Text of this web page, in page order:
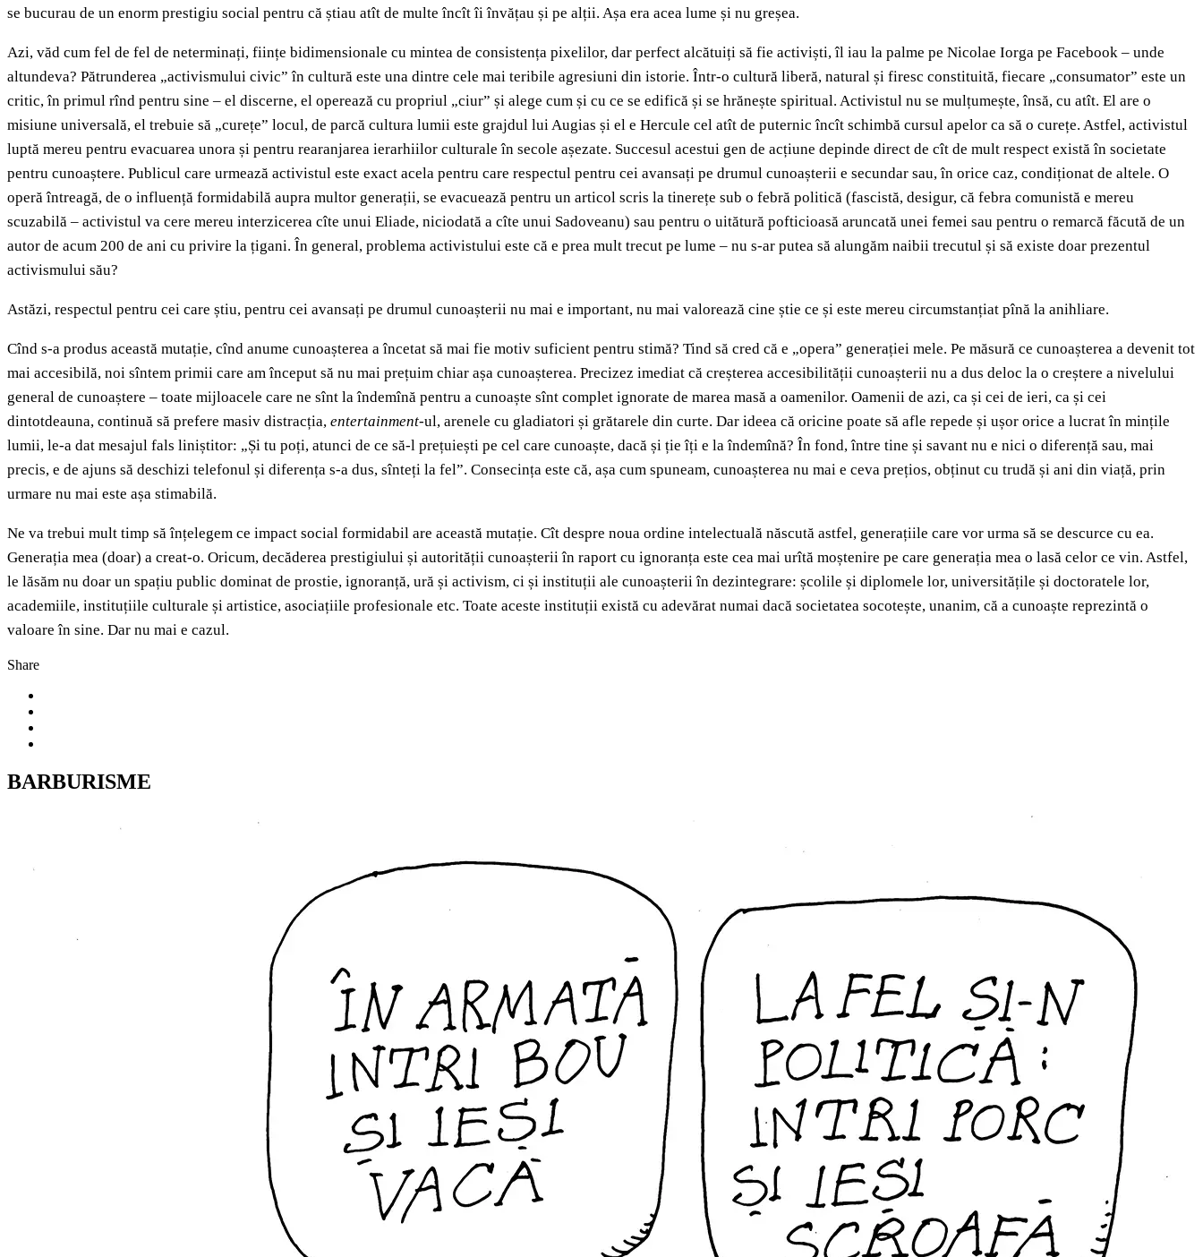
se bucurau de un enorm prestigiu social pentru că știau atît de multe încît îi învățau și pe alții. Așa era acea lume și nu greșea.
Azi, văd cum fel de fel de neterminați, ființe bidimensionale cu mintea de consistența pixelilor, dar perfect alcătuiți să fie activiști, îl iau la palme pe Nicolae Iorga pe Facebook – unde
altundeva? Pătrunderea „activismului civic” în cultură este una dintre cele mai teribile agresiuni din istorie. Într-o cultură liberă, natural și firesc constituită, fiecare „consumator” este un
critic, în primul rînd pentru sine – el discerne, el operează cu propriul „ciur” și alege cum și cu ce se edifică și se hrănește spiritual. Activistul nu se mulțumește, însă, cu atît. El are o
misiune universală, el trebuie să „curețe” locul, de parcă cultura lumii este grajdul lui Augias și el e Hercule cel atît de puternic încît schimbă cursul apelor ca să o curețe. Astfel, activistul
luptă mereu pentru evacuarea unora și pentru rearanjarea ierarhiilor culturale în secole așezate. Succesul acestui gen de acțiune depinde direct de cît de mult respect există în societate
pentru cunoaștere. Publicul care urmează activistul este exact acela pentru care respectul pentru cei avansați pe drumul cunoașterii e secundar sau, în orice caz, condiționat de altele. O
operă întreagă, de o influență formidabilă aupra multor generații, se evacuează pentru un articol scris la tinerețe sub o febră politică (fascistă, desigur, că febra comunistă e mereu
scuzabilă – activistul va cere mereu interzicerea cîte unui Eliade, niciodată a cîte unui Sadoveanu) sau pentru o uitătură pofticioasă aruncată unei femei sau pentru o remarcă făcută de un
autor de acum 200 de ani cu privire la țigani. În general, problema activistului este că e prea mult trecut pe lume – nu s-ar putea să alungăm naibii trecutul și să existe doar prezentul
activismului său?
Astăzi, respectul pentru cei care știu, pentru cei avansați pe drumul cunoașterii nu mai e important, nu mai valorează cine știe ce și este mereu circumstanțiat pînă la anihliare.
Cînd s-a produs această mutație, cînd anume cunoașterea a încetat să mai fie motiv suficient pentru stimă? Tind să cred că e „opera” generației mele. Pe măsură ce cunoașterea a devenit tot
mai accesibilă, noi sîntem primii care am început să nu mai prețuim chiar așa cunoașterea. Precizez imediat că creșterea accesibilității cunoașterii nu a dus deloc la o creștere a nivelului
general de cunoaștere – toate mijloacele care ne sînt la îndemînă pentru a cunoaște sînt complet ignorate de marea masă a oamenilor. Oamenii de azi, ca și cei de ieri, ca și cei
dintotdeauna, continuă să prefere masiv distracția, entertainment-ul, arenele cu gladiatori și grătarele din curte. Dar ideea că oricine poate să afle repede și ușor orice a lucrat în mințile
lumii, le-a dat mesajul fals liniștitor: „Și tu poți, atunci de ce să-l prețuiești pe cel care cunoaște, dacă și ție îți e la îndemînă? În fond, între tine și savant nu e nici o diferență sau, mai
precis, e de ajuns să deschizi telefonul și diferența s-a dus, sînteți la fel”. Consecința este că, așa cum spuneam, cunoașterea nu mai e ceva prețios, obținut cu trudă și ani din viață, prin
urmare nu mai este așa stimabilă.
Ne va trebui mult timp să înțelegem ce impact social formidabil are această mutație. Cît despre noua ordine intelectuală născută astfel, generațiile care vor urma să se descurce cu ea.
Generația mea (doar) a creat-o. Oricum, decăderea prestigiului și autorității cunoașterii în raport cu ignoranța este cea mai urîtă moștenire pe care generația mea o lasă celor ce vin. Astfel,
le lăsăm nu doar un spațiu public dominat de prostie, ignoranță, ură și activism, ci și instituții ale cunoașterii în dezintegrare: școlile și diplomele lor, universitățile și doctoratele lor,
academiile, instituțiile culturale și artistice, asociațiile profesionale etc. Toate aceste instituții există cu adevărat numai dacă societatea socotește, unanim, că a cunoaște reprezintă o
valoare în sine. Dar nu mai e cazul.
Share
BARBURISME